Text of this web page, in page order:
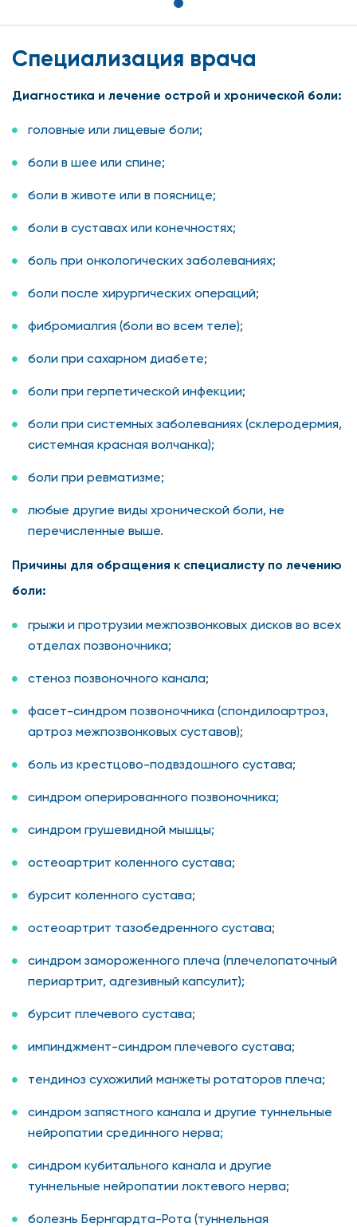
Специализация врача
Диагностика и лечение острой и хронической боли:
головные или лицевые боли;
боли в шее или спине;
боли в животе или в пояснице;
боли в суставах или конечностях;
боль при онкологических заболеваниях;
боли после хирургических операций;
фибромиалгия (боли во всем теле);
боли при сахарном диабете;
боли при герпетической инфекции;
боли при системных заболеваниях (склеродермия,
системная красная волчанка);
боли при ревматизме;
любые другие виды хронической боли, не
перечисленные выше.
Причины для обращения к специалисту по лечению
боли:
грыжи и протрузии межпозвонковых дисков во всех
отделах позвоночника;
стеноз позвоночного канала;
фасет-синдром позвоночника (спондилоартроз,
артроз межпозвонковых суставов);
боль из крестцово-подвздошного сустава;
синдром оперированного позвоночника;
синдром грушевидной мышцы;
остеоартрит коленного сустава;
бурсит коленного сустава;
остеоартрит тазобедренного сустава;
синдром замороженного плеча (плечелопаточный
периартрит, адгезивный капсулит);
бурсит плечевого сустава;
импинджмент-синдром плечевого сустава;
тендиноз сухожилий манжеты ротаторов плеча;
синдром запястного канала и другие туннельные
нейропатии срединного нерва;
синдром кубитального канала и другие
туннельные нейропатии локтевого нерва;
болезнь Бернгардта-Рота (туннельная